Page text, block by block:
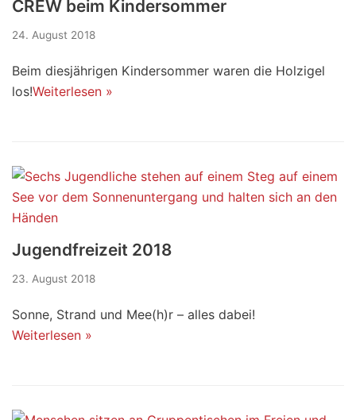
CREW beim Kindersommer
24. August 2018
Beim diesjährigen Kindersommer waren die Holzigel
los!Weiterlesen »
Jugendfreizeit 2018
23. August 2018
Sonne, Strand und Mee(h)r – alles dabei!
Weiterlesen »